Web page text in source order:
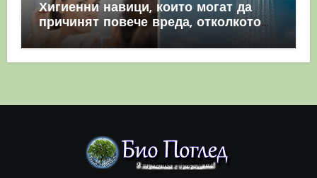
Хигиенни навици, които могат да
причинят повече вреда, отколкото
полза